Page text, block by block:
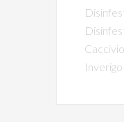
Caccivio
Inverigo